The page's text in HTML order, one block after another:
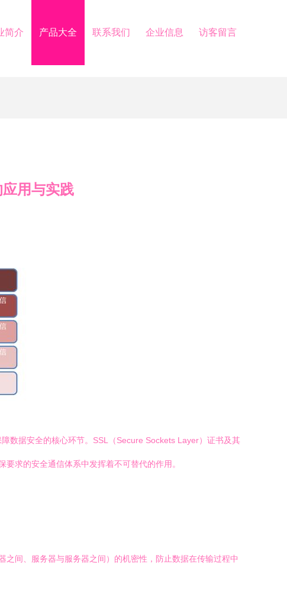
简介 产品大全 联系我们 企业信息 访客留言
用与实践
数据安全的核心环节。SSL（Secure Sockets Layer）证书及其
求的安全通信体系中发挥着不可替代的作用。
之间、服务器与服务器之间）的机密性，防止数据在传输过程中